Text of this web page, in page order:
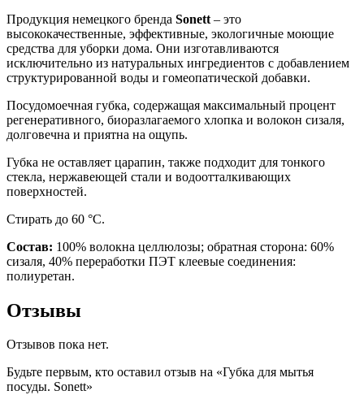
Продукция немецкого бренда Sonett – это
высококачественные, эффективные, экологичные моющие
средства для уборки дома. Они изготавливаются
исключительно из натуральных ингредиентов с добавлением
структурированной воды и гомеопатической добавки.
Посудомоечная губка, содержащая максимальный процент
регенеративного, биоразлагаемого хлопка и волокон сизаля,
долговечна и приятна на ощупь.
Губка не оставляет царапин, также подходит для тонкого
стекла, нержавеющей стали и водоотталкивающих
поверхностей.
Стирать до 60 °C.
Состав: 100% волокна целлюлозы; обратная сторона: 60%
сизаля, 40% переработки ПЭТ клеевые соединения:
полиуретан.
Отзывы
Отзывов пока нет.
Будьте первым, кто оставил отзыв на «Губка для мытья
посуды. Sonett»